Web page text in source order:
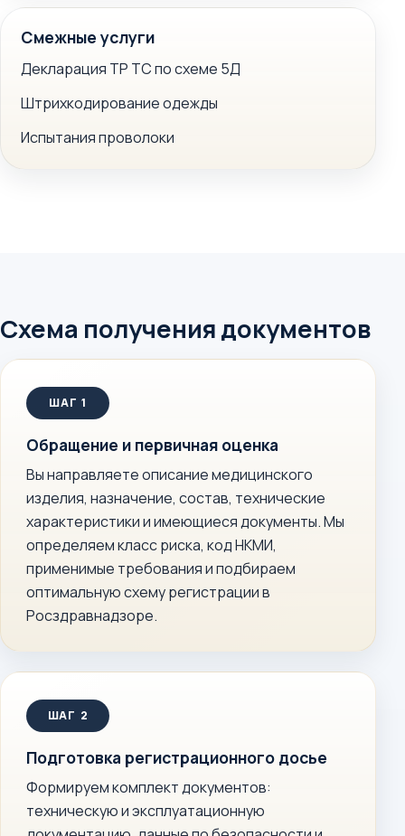
Смежные услуги
Декларация ТР ТС по схеме 5Д
Штрихкодирование одежды
Испытания проволоки
Схема получения документов
Обращение и первичная оценка
Вы направляете описание медицинского
изделия, назначение, состав, технические
характеристики и имеющиеся документы. Мы
определяем класс риска, код НКМИ,
применимые требования и подбираем
оптимальную схему регистрации в
Росздравнадзоре.
Подготовка регистрационного досье
Формируем комплект документов:
техническую и эксплуатационную